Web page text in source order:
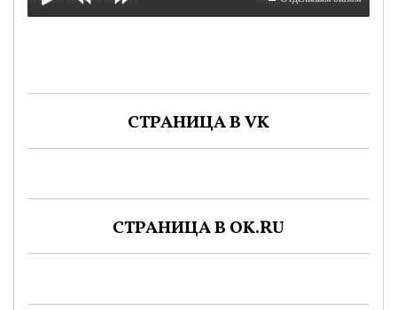
СТРАНИЦА В VK
СТРАНИЦА В OK.RU